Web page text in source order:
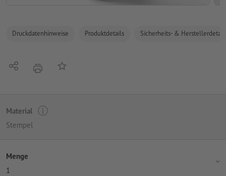
Druckdatenhinweise Produktdetails Sicherheits- &
Teilen DruckenAuf die Merkliste
Material
Stempel
Menge
1